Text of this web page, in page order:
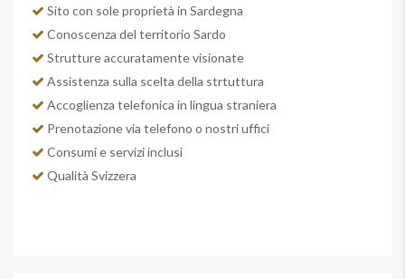
Sito con sole proprietà in Sardegna
Conoscenza del territorio Sardo
Strutture accuratamente visionate
Assistenza sulla scelta della strtuttura
Accoglienza telefonica in lingua straniera
Prenotazione via telefono o nostri uffici
Consumi e servizi inclusi
Qualità Svizzera